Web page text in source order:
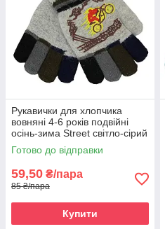
Рукавички для хлопчика
вовняні 4-6 років подвійні
осінь-зима Street світло-сірий
Готово до відправки
59,50 ₴/пара
85 ₴/пара
Купити